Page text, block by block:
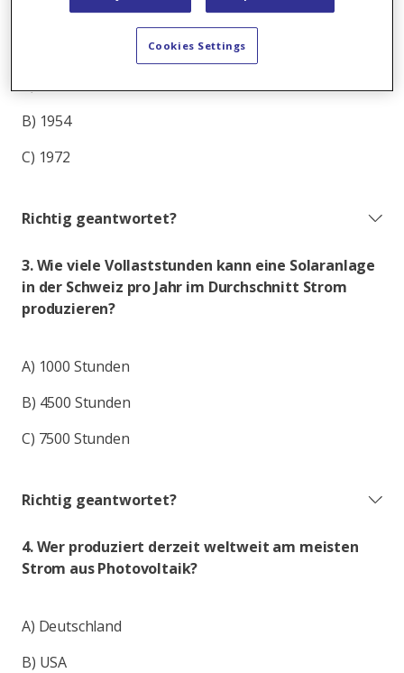
2. In welchem Jahr wurde die erste Solarzelle
B) 1954
C) 1972
Richtig geantwortet?
3. Wie viele Vollaststunden kann eine Solaranlage
in der Schweiz pro Jahr im Durchschnitt Strom
produzieren?
A) 1000 Stunden
B) 4500 Stunden
C) 7500 Stunden
Richtig geantwortet?
4. Wer produziert derzeit weltweit am meisten
Strom aus Photovoltaik?
A) Deutschland
B) USA
Cookies Settings